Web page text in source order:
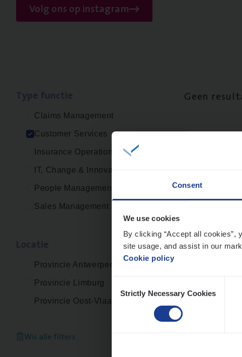
Consent
We use cookies
By clicking “Accept all cookies”,
site usage, and assist in our
Cookie policy
Selection
Strictly Necessary Cookies
Volg ons op instagram
Claims Management
Customer Services
Insurance Operations
IT, Change & Innovation
People Management
Sales Management
Provincie Antwerpen
Provincie Limburg
Provincie Oost-Vlaanderen
Wis alle filters
Geen